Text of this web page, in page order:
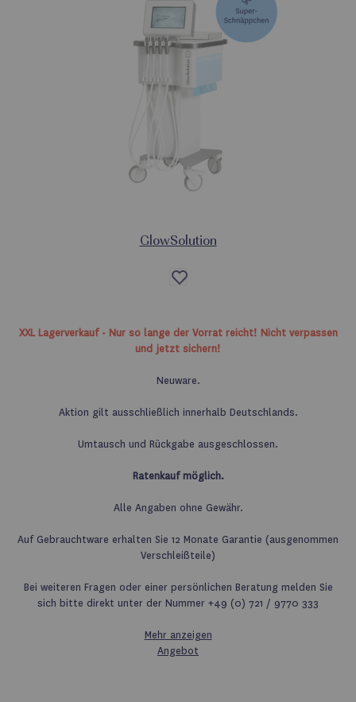
GlowSolution
Auf
die
XXL Lagerverkauf - Nur so lange der Vorrat reicht! Nicht verpassen
und jetzt sichern!
Neuware.
Aktion gilt ausschließlich innerhalb Deutschlands.
Umtausch und Rückgabe ausgeschlossen.
Ratenkauf möglich.
Alle Angaben ohne Gewähr.
Auf Gebrauchtware erhalten Sie 12 Monate Garantie (ausgenommen
Verschleißteile)
Bei weiteren Fragen oder einer persönlichen Beratung melden Sie
sich bitte direkt unter der Nummer +49 (0) 721 / 9770 333
Mehr anzeigen
Angebot